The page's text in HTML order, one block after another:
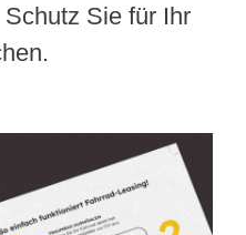
Sie für Ihr